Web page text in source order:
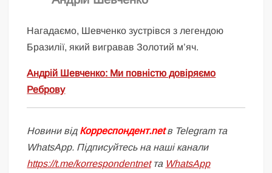
Нагадаємо, Шевченко зустрівся з легендою
Бразилії, який вигравав Золотий м’яч.
Андрій Шевченко: Ми повністю довіряємо
Реброву
Новини відКорреспондент.netв Telegram та
WhatsApp. Підписуйтесь на наші канали
https://t.me/korrespondentnetта WhatsApp